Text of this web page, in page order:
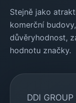
Stejně jako
komerční
důvěryhodnost,
hodnotu značky.
DDI